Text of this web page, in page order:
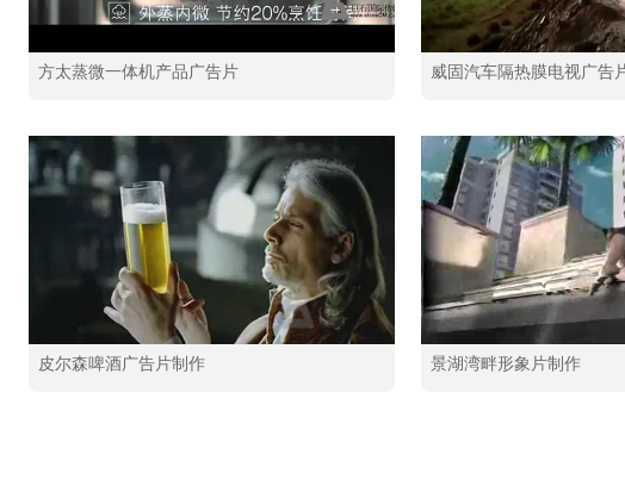
方太蒸微一体机产品广告片 威固汽车隔热膜电视广告
皮尔森啤酒广告片制作 景湖湾畔形象片制作